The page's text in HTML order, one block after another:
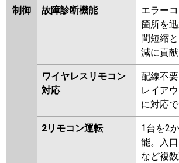
制御 故障診断機能
エラー
箇所を
間短縮
減に貢献
ワイヤレスリモコン
対応
配線不要
レイア
に対応で
2リモコン運転
1台を2
能。入
など複